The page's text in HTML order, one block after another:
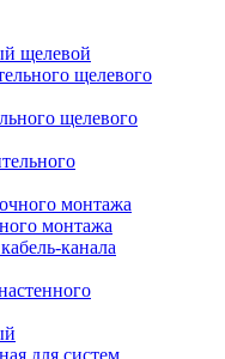
щелевой
щелевого
щелевого
монтажа
канала
для систем